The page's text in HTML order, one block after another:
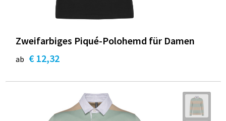
Zweifarbiges Piqué-Polohemd für Damen
ab € 12,32